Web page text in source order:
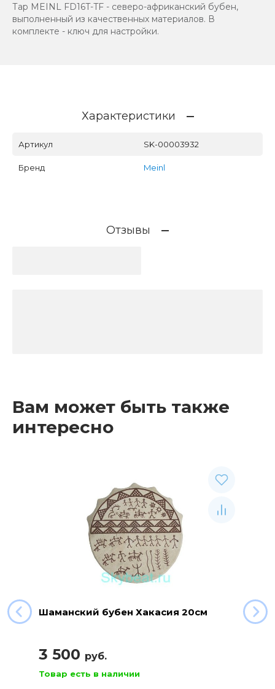
Тар MEINL FD16T-TF - северо-африканский бубен,
выполненный из качественных материалов. В
комплекте - ключ для настройки.
Характеристики
Артикул SK-00003932
Бренд Meinl
Отзывы
Вам может быть также
интересно
Шаманский бубен Хакасия 20см
3 500 руб.
Товар есть в наличии